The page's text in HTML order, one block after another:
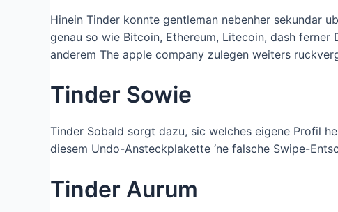
Hinein Tinder konnte gentleman nebenher sekundar
genau so wie Bitcoin, Ethereum, Litecoin, dash
anderem The apple company zulegen weiters
Tinder Sowie
Tinder Sobald sorgt dazu, sic welches eigene Profil
diesem Undo-Ansteckplakette ‘ne falsche Swipe-
Tinder Aurum